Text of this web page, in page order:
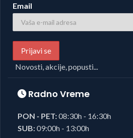
Email
Novosti, akcije, popusti...
Radno Vreme
PON - PET:08:30h - 16:30h
SUB:09:00h - 13:00h